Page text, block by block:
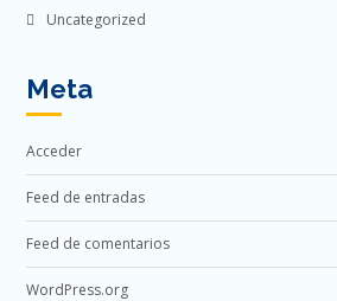
Uncategorized
Meta
Acceder
Feed de entradas
Feed de comentarios
WordPress.org